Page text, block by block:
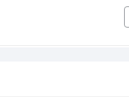
阶段，而且还没有公
玩法简介